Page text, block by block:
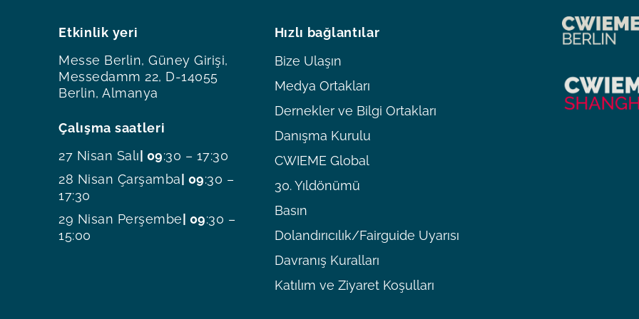
Etkinlik yeri
Messe Berlin, Güney Girişi,
Messedamm 22, D-14055
Berlin, Almanya
Çalışma saatleri
27 Nisan Salı | 09:30 – 17:30
28 Nisan Çarşamba | 09:30 –
17:30
29 Nisan Perşembe | 09:30 –
15:00
Hızlı bağlantılar
Bize Ulaşın
Medya Ortakları
Dernekler ve Bilgi Ortakları
Danışma Kurulu
CWIEME Global
30. Yıldönümü
Basın
Dolandırıcılık/Fairguide Uyarısı
Davranış Kuralları
Katılım ve Ziyaret Koşulları